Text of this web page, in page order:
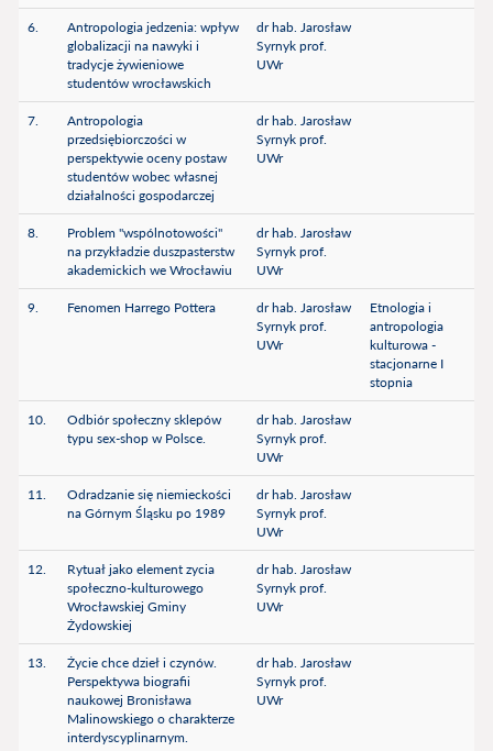
6.
Antropologia jedzenia: wpływ
globalizacji na nawyki i
tradycje żywieniowe
studentów wrocławskich
dr hab. Jarosław
Syrnyk prof.
UWr
7.
Antropologia
przedsiębiorczości w
perspektywie oceny postaw
studentów wobec własnej
działalności gospodarczej
dr hab. Jarosław
Syrnyk prof.
UWr
8.
Problem "wspólnotowości"
na przykładzie duszpasterstw
akademickich we Wrocławiu
dr hab. Jarosław
Syrnyk prof.
UWr
9. Fenomen Harrego Pottera
dr hab. Jarosław
Syrnyk prof.
UWr
Etnologia i
antropologia
kulturowa -
stacjonarne I
stopnia
10.
Odbiór społeczny sklepów
typu sex-shop w Polsce.
dr hab. Jarosław
Syrnyk prof.
UWr
11.
Odradzanie się niemieckości
na Górnym Śląsku po 1989
dr hab. Jarosław
Syrnyk prof.
UWr
12.
Rytuał jako element zycia
społeczno-kulturowego
Wrocławskiej Gminy
Żydowskiej
dr hab. Jarosław
Syrnyk prof.
UWr
13.
Życie chce dzieł i czynów.
Perspektywa biografii
naukowej Bronisława
Malinowskiego o charakterze
interdyscyplinarnym.
dr hab. Jarosław
Syrnyk prof.
UWr